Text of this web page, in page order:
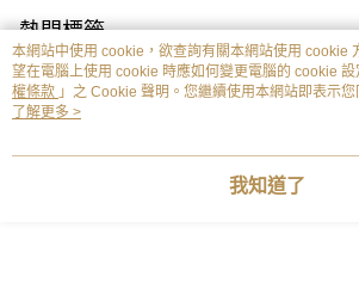
熱門標籤
本網站中使用 cookie，欲查詢有關本網站使用 cookie
望在電腦上使用 cookie 時應如何變更電腦的 cookie 設
權條款 」之 Cookie 聲明。您繼續使用本網站即表示
用條款之 Cookie 聲明使用 cookie。
了解更多 >
我知道了